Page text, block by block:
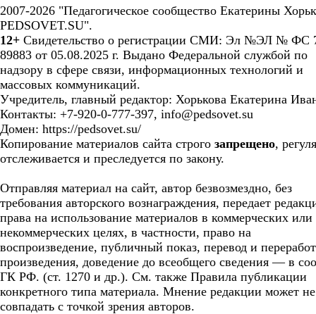
2007-2026 "Педагогическое сообщество Екатерины
PEDSOVET.SU".
12+ Свидетельство о регистрации СМИ: Эл №ЭЛ № ФС
89883 от 05.08.2025 г. Выдано Федеральной службой по
надзору в сфере связи, информационных технологий и
массовых коммуникаций.
Учредитель, главный редактор: Хорькова Екатерина
Контакты: +7-920-0-777-397, info@pedsovet.su
Домен: https://pedsovet.su/
Копирование материалов сайта строго запрещено,
отслеживается и преследуется по закону.
Отправляя материал на сайт, автор безвозмездно, без
требования авторского вознаграждения, передает
права на использование материалов в коммерческих или
некоммерческих целях, в частности, право на
воспроизведение, публичный показ, перевод и
произведения, доведение до всеобщего сведения — в
ГК РФ. (ст. 1270 и др.). См. также Правила публикации
конкретного типа материала. Мнение редакции может не
совпадать с точкой зрения авторов.